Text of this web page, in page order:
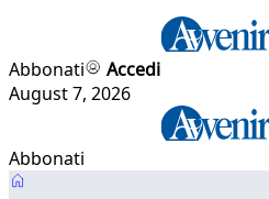
Abbonati
Accedi
August 7, 2026
Abbonati